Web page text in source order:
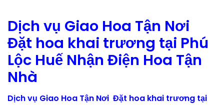
Dịch vụ Giao Hoa Tận Nơi
Đặt hoa khai trương tại Phú
Lộc Huế Nhận Điện Hoa Tận
Nhà
Dịch vụ Giao Hoa Tận Nơi Đặt hoa khai trương tại